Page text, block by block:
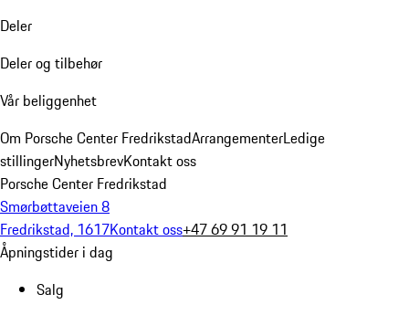
Deler
Deler og tilbehør
Vår beliggenhet
Om Porsche Center FredrikstadArrangementerLedige
stillingerNyhetsbrevKontakt oss
Porsche Center Fredrikstad
Smørbøttaveien 8
Fredrikstad, 1617Kontakt oss+47 69 91 19 11
Åpningstider i dag
Salg